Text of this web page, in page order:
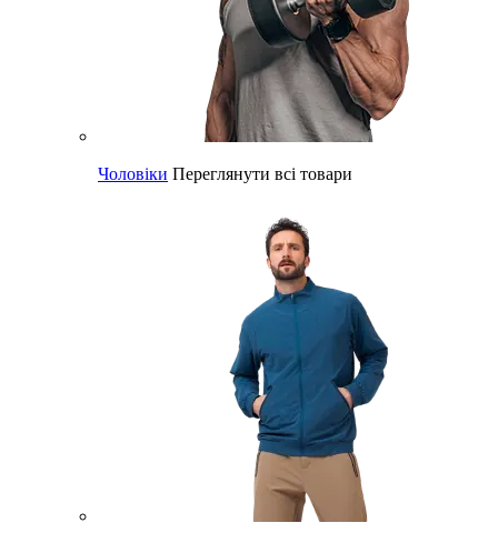
Чоловіки Переглянути всі товари